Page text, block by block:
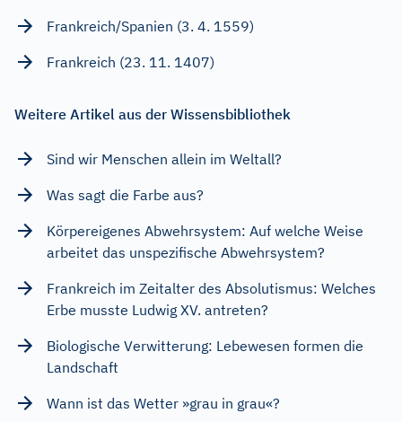
Frankreich/Spanien (3. 4. 1559)
Frankreich (23. 11. 1407)
Weitere Artikel aus der Wissensbibliothek
Sind wir Menschen allein im Weltall?
Was sagt die Farbe aus?
Körpereigenes Abwehrsystem: Auf welche Weise
arbeitet das unspezifische Abwehrsystem?
Frankreich im Zeitalter des Absolutismus: Welches
Erbe musste Ludwig XV. antreten?
Biologische Verwitterung: Lebewesen formen die
Landschaft
Wann ist das Wetter »grau in grau«?